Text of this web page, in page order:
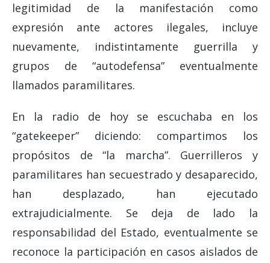
legitimidad de la manifestación como
expresión ante actores ilegales, incluye
nuevamente, indistintamente guerrilla y
grupos de “autodefensa” eventualmente
llamados paramilitares.
En la radio de hoy se escuchaba en los
“gatekeeper” diciendo: compartimos los
propósitos de “la marcha”. Guerrilleros y
paramilitares han secuestrado y desaparecido,
han desplazado, han ejecutado
extrajudicialmente. Se deja de lado la
responsabilidad del Estado, eventualmente se
reconoce la participación en casos aislados de